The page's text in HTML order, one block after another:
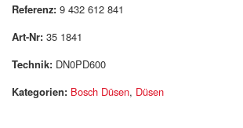
Referenz: 9 432 612 841
Art-Nr: 35 1841
Technik: DN0PD600
Kategorien: Bosch Düsen, Düsen